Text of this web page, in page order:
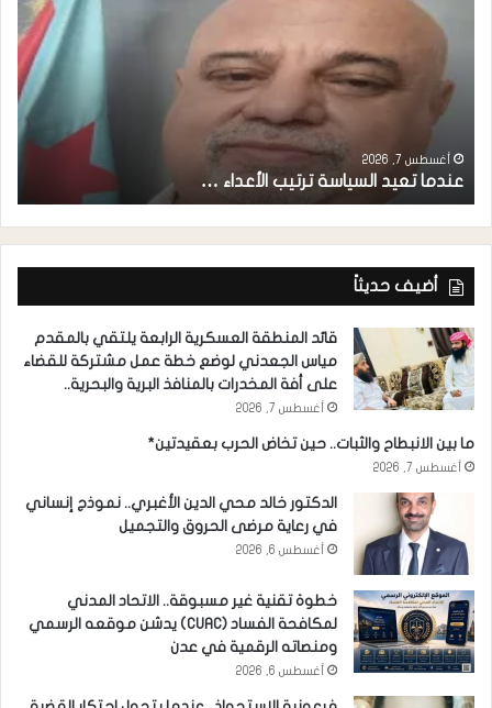
أغسطس 7, 2026
عندما تعيد السياسة ترتيب الأعداء …
أضيف حديثاً
قائد المنطقة العسكرية الرابعة يلتقي بالمقدم
مياس الجعدني لوضع خطة عمل مشتركة للقضاء
على أفة المخدرات بالمنافذ البرية والبحرية..
أغسطس 7, 2026
ما بين الانبطاح والثبات.. حين تخاض الحرب بعقيدتين*
أغسطس 7, 2026
الدكتور خالد محي الدين الأغبري.. نموذج إنساني
في رعاية مرضى الحروق والتجميل
أغسطس 6, 2026
خطوة تقنية غير مسبوقة.. الاتحاد المدني
لمكافحة الفساد (CUAC) يدشن موقعه الرسمي
ومنصاته الرقمية في عدن
أغسطس 6, 2026